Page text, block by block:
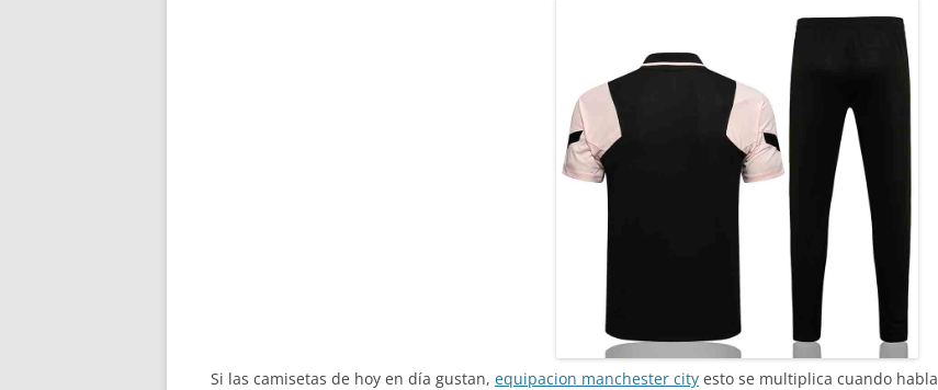
Si las camisetas de hoy en día gustan, equipacion manchester city esto se multiplica cuando